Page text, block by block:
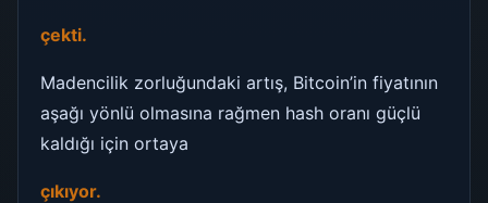
çekti.
Madencilik zorluğundaki artış, Bitcoin’in fiyatının
aşağı yönlü olmasına rağmen hash oranı güçlü
kaldığı için ortaya
çıkıyor.